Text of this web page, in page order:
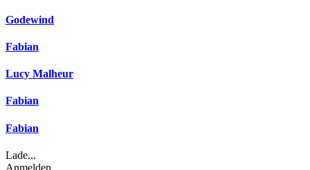
Godewind
Fabian
Lucy Malheur
Fabian
Fabian
Lade...
Anmelden